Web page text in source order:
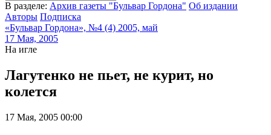
В разделе: Архив газеты "Бульвар Гордона" Об издании
Авторы Подписка
«Бульвар Гордона», №4 (4) 2005, май
17 Мая, 2005
На игле
Лагутенко не пьет, не курит, но
колется
17 Мая, 2005 00:00